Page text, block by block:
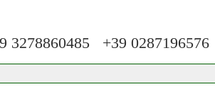
Mese
3278860485 +39 0287196576